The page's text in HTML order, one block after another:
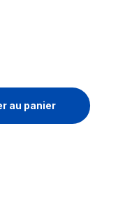
270 Virtual
au panier